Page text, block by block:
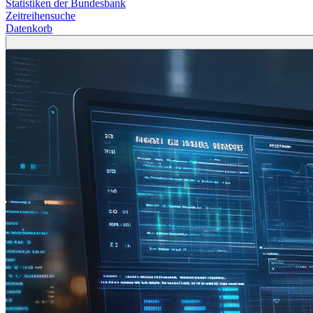
Statistiken der Bundesbank
Zeitreihensuche
Datenkorb